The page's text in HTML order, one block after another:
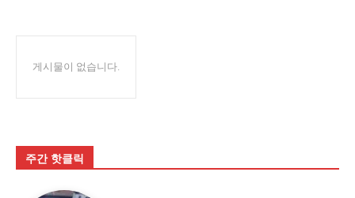
게시물이 없습니다.
주간 핫클릭